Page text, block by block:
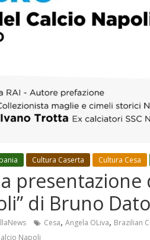
Cultura Caserta Cultura Cesa
presentazione
di Bruno Dato
Cesa, Angela OLiva, Brazilian
Napoli